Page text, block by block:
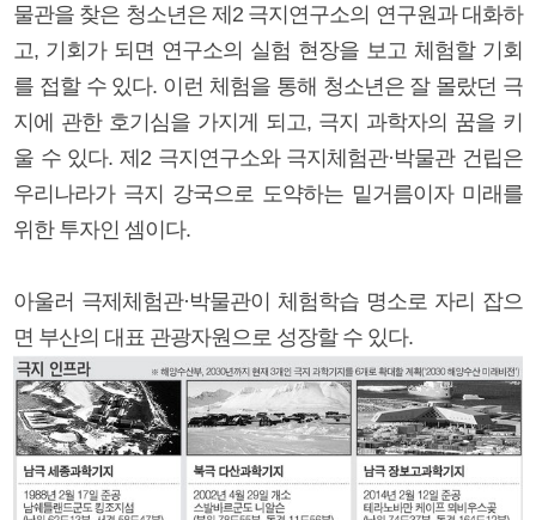
물관을 찾은 청소년은 제2 극지연구소의 연구원과 대화하
고, 기회가 되면 연구소의 실험 현장을 보고 체험할 기회
를 접할 수 있다. 이런 체험을 통해 청소년은 잘 몰랐던 극
지에 관한 호기심을 가지게 되고, 극지 과학자의 꿈을 키
울 수 있다. 제2 극지연구소와 극지체험관·박물관 건립은
우리나라가 극지 강국으로 도약하는 밑거름이자 미래를
위한 투자인 셈이다.
아울러 극제체험관·박물관이 체험학습 명소로 자리 잡으
면 부산의 대표 관광자원으로 성장할 수 있다.